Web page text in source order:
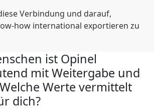
Verbindung und darauf,
how international exportieren zu
ist Opinel
mit Weitergabe und
Werte vermittelt
dich?